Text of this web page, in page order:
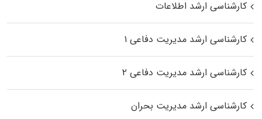
کارشناسی ارشد اطلاعات
کارشناسی ارشد مدیریت دفاعی ۱
کارشناسی ارشد مدیریت دفاعی ۲
کارشناسی ارشد مدیریت بحران